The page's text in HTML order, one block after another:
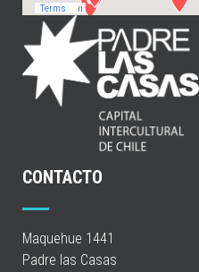
CONTACTO
Maquehue 1441
Padre las Casas